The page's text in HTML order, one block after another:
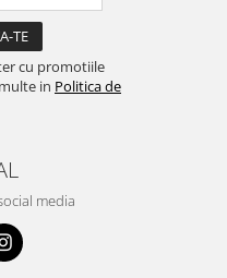
cu promotiile
in Politica de
media